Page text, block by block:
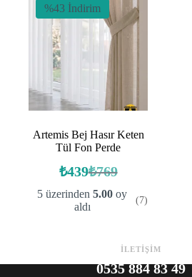
%43 İndirim
Artemis Bej Hasır Keten
Tül Fon Perde
₺769
Orijinal
fiyat:
₺769.
₺439Şu
andaki
fiyat:
5 üzerinden5.00 oy
aldı
(7)
İLETİŞİM
0535 884 83 49